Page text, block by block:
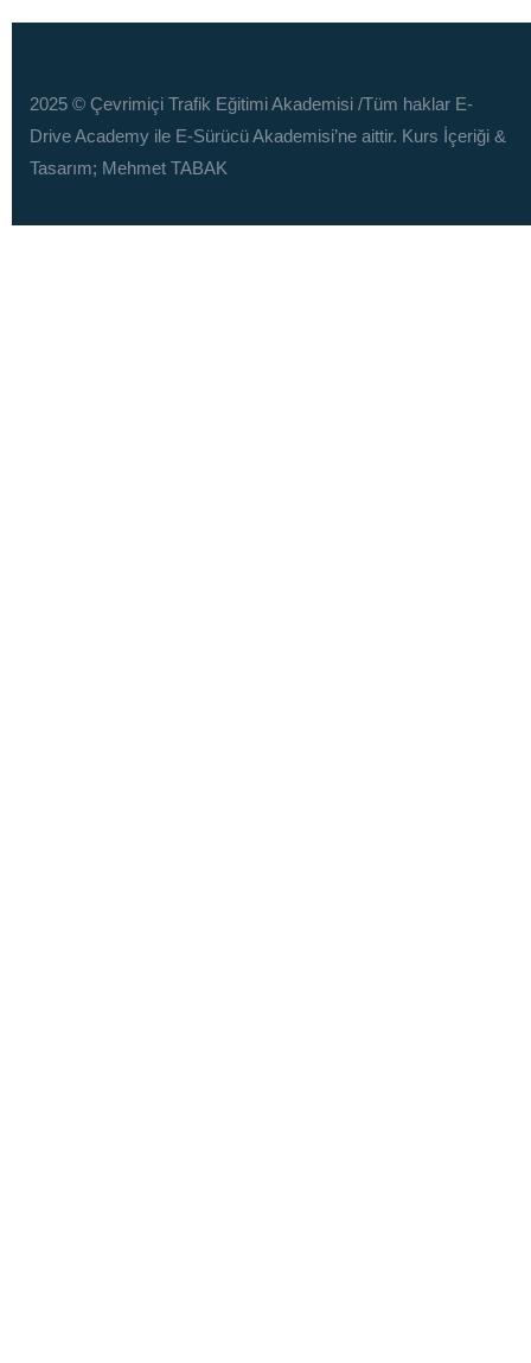
2025 © Çevrimiçi Trafik Eğitimi Akademisi /Tüm haklar E-
Drive Academy ile E-Sürücü Akademisi’ne aittir. Kurs İçeriği &
Tasarım; Mehmet TABAK